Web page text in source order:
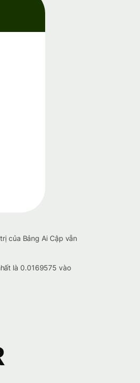
của Bảng Ai Cập vẫn
là 0.0169575 vào